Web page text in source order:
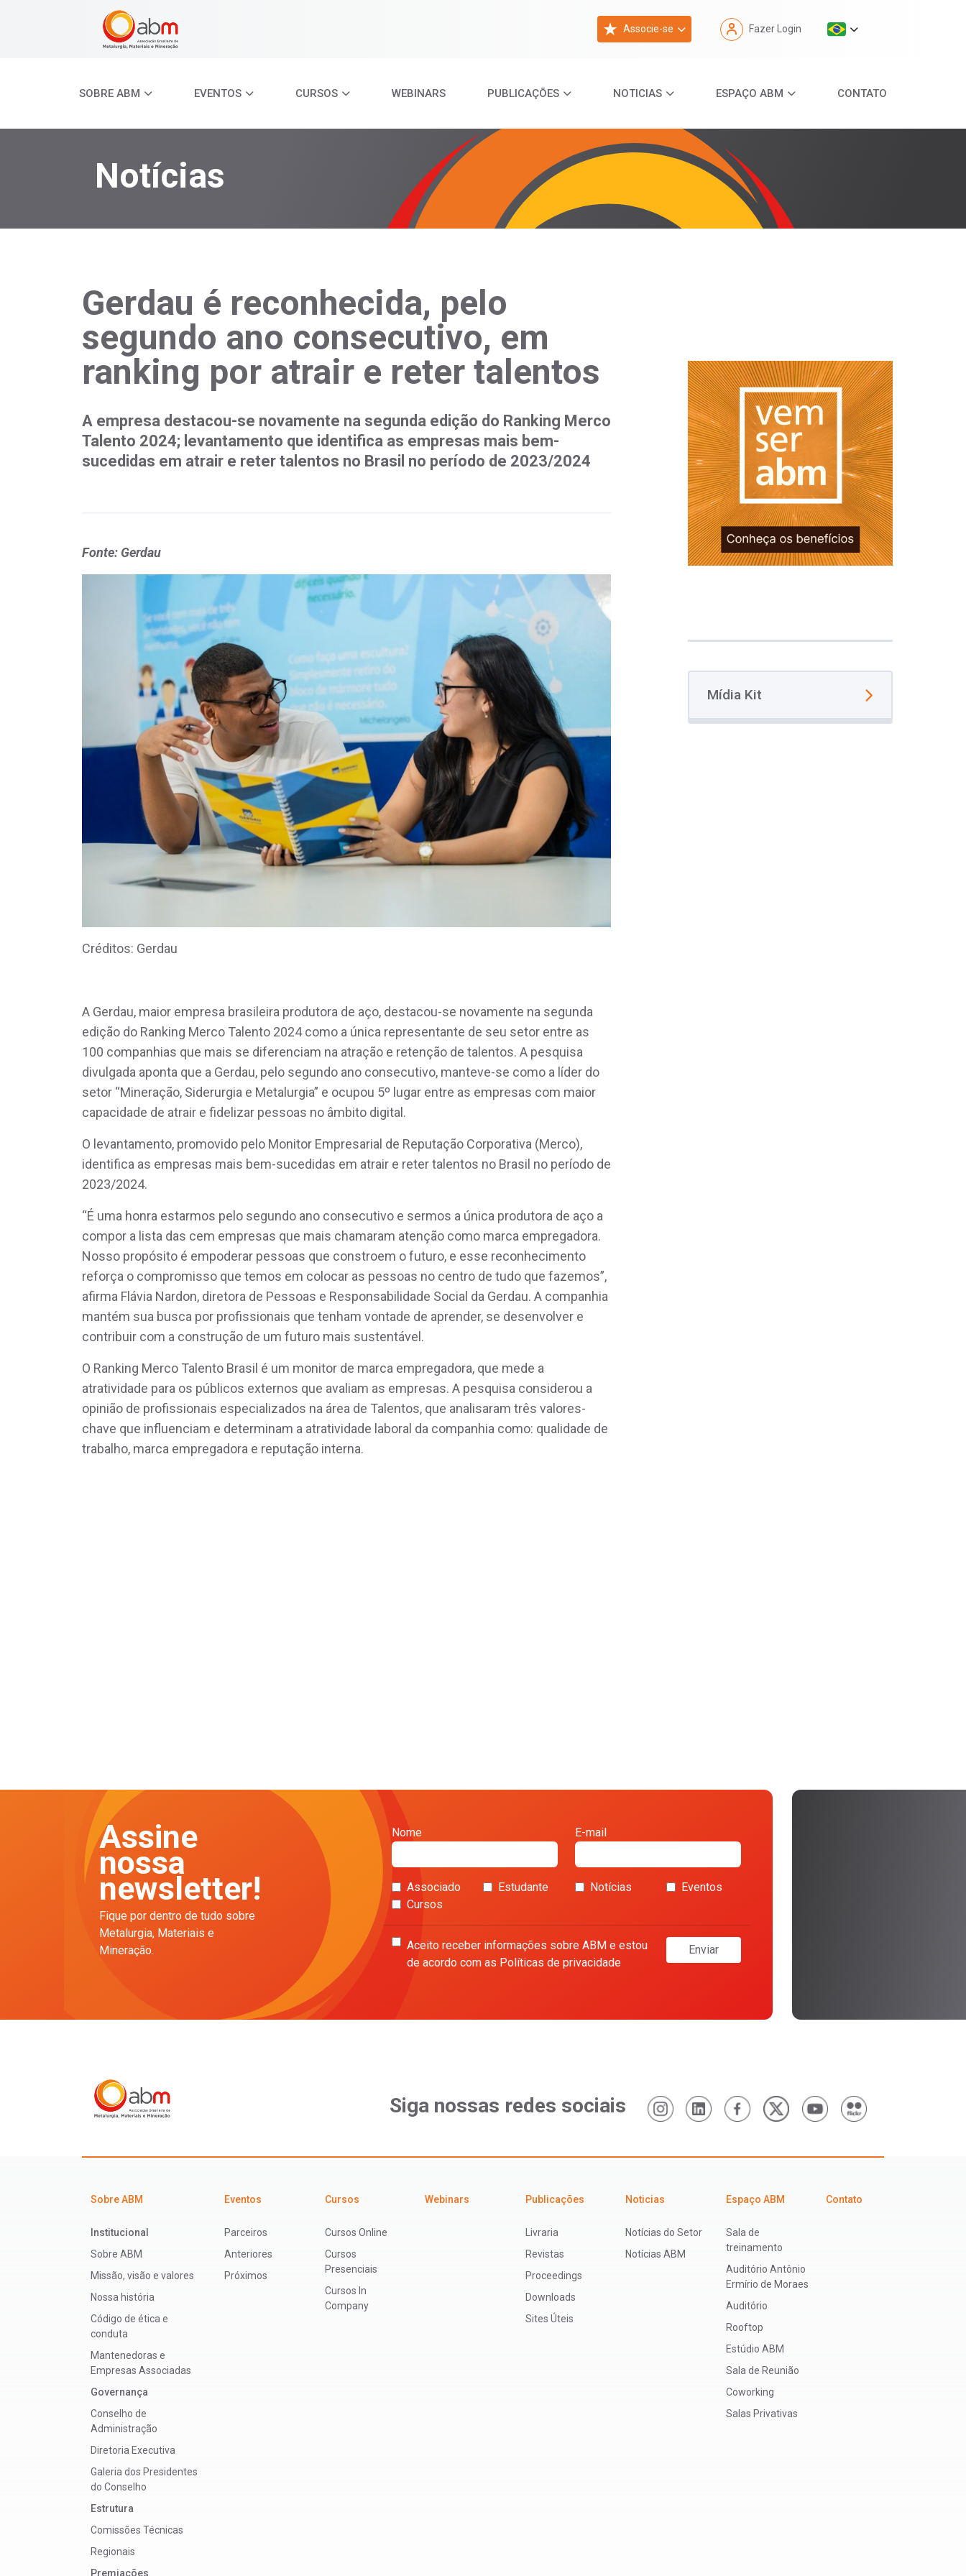
Associe-se Fazer Login
SOBRE ABM EVENTOS CURSOS WEBINARS PUBLICAÇÕES NOTICIAS ESPAÇO ABM CONTATO
Notícias
Gerdau é reconhecida, pelo
segundo ano consecutivo, em
ranking por atrair e reter talentos
A empresa destacou-se novamente na segunda edição do Ranking Merco
Talento 2024; levantamento que identifica as empresas mais bem-
sucedidas em atrair e reter talentos no Brasil no período de 2023/2024
Fonte: Gerdau
Créditos: Gerdau
A Gerdau, maior empresa brasileira produtora de aço, destacou-se novamente na segunda
edição do Ranking Merco Talento 2024 como a única representante de seu setor entre as
100 companhias que mais se diferenciam na atração e retenção de talentos. A pesquisa
divulgada aponta que a Gerdau, pelo segundo ano consecutivo, manteve-se como a líder do
setor “Mineração, Siderurgia e Metalurgia” e ocupou 5º lugar entre as empresas com maior
capacidade de atrair e fidelizar pessoas no âmbito digital.
O levantamento, promovido pelo Monitor Empresarial de Reputação Corporativa (Merco),
identifica as empresas mais bem-sucedidas em atrair e reter talentos no Brasil no período de
2023/2024.
“É uma honra estarmos pelo segundo ano consecutivo e sermos a única produtora de aço a
compor a lista das cem empresas que mais chamaram atenção como marca empregadora.
Nosso propósito é empoderar pessoas que constroem o futuro, e esse reconhecimento
reforça o compromisso que temos em colocar as pessoas no centro de tudo que fazemos”,
afirma Flávia Nardon, diretora de Pessoas e Responsabilidade Social da Gerdau. A companhia
mantém sua busca por profissionais que tenham vontade de aprender, se desenvolver e
contribuir com a construção de um futuro mais sustentável.
O Ranking Merco Talento Brasil é um monitor de marca empregadora, que mede a
atratividade para os públicos externos que avaliam as empresas. A pesquisa considerou a
opinião de profissionais especializados na área de Talentos, que analisaram três valores-
chave que influenciam e determinam a atratividade laboral da companhia como: qualidade de
trabalho, marca empregadora e reputação interna.
Mídia Kit
Assine
nossa
newsletter!
Fique por dentro de tudo sobre
Metalurgia, Materiais e
Mineração.
Nome E-mail
Associado Estudante Notícias
Eventos
Cursos
Aceito receber informações sobre ABM e estou
de acordo com as Políticas de privacidade
Enviar
Siga nossas redes sociais
Sobre ABM
Institucional
Sobre ABM
Missão, visão e valores
Nossa história
Código de ética e
conduta
Mantenedoras e
Empresas Associadas
Governança
Conselho de
Administração
Diretoria Executiva
Galeria dos Presidentes
do Conselho
Estrutura
Comissões Técnicas
Regionais
Premiacões
Eventos
Parceiros
Anteriores
Próximos
Cursos
Cursos Online
Cursos
Presenciais
Cursos In
Company
Webinars Publicações
Livraria
Revistas
Proceedings
Downloads
Sites Úteis
Noticias
Notícias do Setor
Notícias ABM
Espaço ABM
Sala de
treinamento
Auditório Antônio
Ermírio de Moraes
Auditório
Rooftop
Estúdio ABM
Sala de Reunião
Coworking
Salas Privativas
Contato